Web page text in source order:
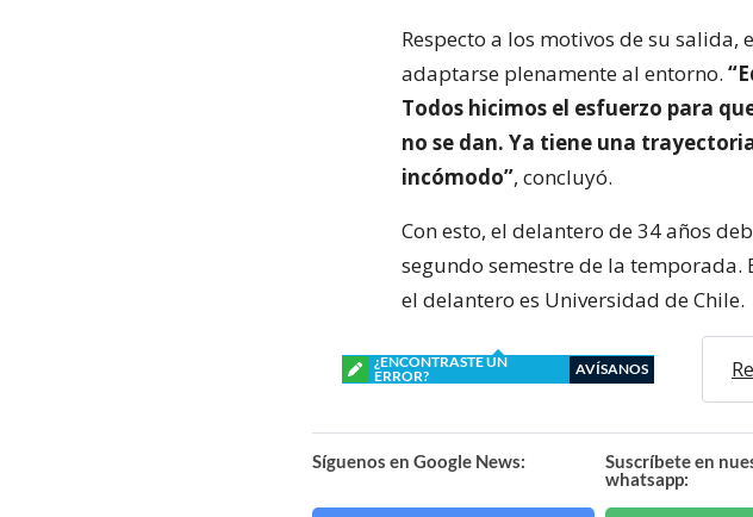
Respecto a los motivos de su
adaptarse plenamente al entorno.
Todos hicimos el esfuerzo para
no se dan. Ya tiene una
incómodo”, concluyó.
Con esto, el delantero de 34 años
segundo semestre de la
el delantero es Universidad de Chile.
¿ENCONTRASTE UN
ERROR?
AVÍSANOS
Síguenos en Google News:
Suscríbete en
whatsapp: